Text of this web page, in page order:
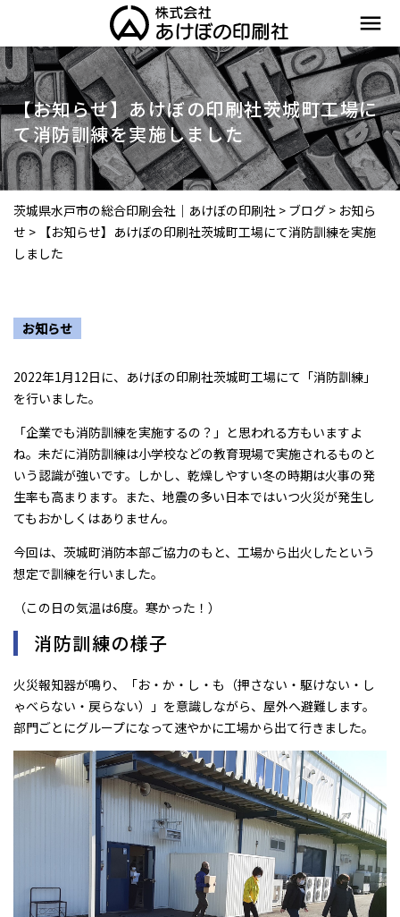
menu
【お知らせ】あけぼの印刷社茨城町工場に
て消防訓練を実施しました
茨城県水戸市の総合印刷会社｜あけぼの印刷社 > ブログ > お知ら
せ > 【お知らせ】あけぼの印刷社茨城町工場にて消防訓練を実施
しました
お知らせ
2022年1月12日に、あけぼの印刷社茨城町工場にて「消防訓練」
を行いました。
「企業でも消防訓練を実施するの？」と思われる方もいますよ
ね。未だに消防訓練は小学校などの教育現場で実施されるものと
いう認識が強いです。しかし、乾燥しやすい冬の時期は火事の発
生率も高まります。また、地震の多い日本ではいつ火災が発生し
てもおかしくはありません。
今回は、茨城町消防本部ご協力のもと、工場から出火したという
想定で訓練を行いました。
（この日の気温は6度。寒かった！）
消防訓練の様子
火災報知器が鳴り、「お・か・し・も（押さない・駆けない・し
ゃべらない・戻らない）」を意識しながら、屋外へ避難します。
部門ごとにグループになって速やかに工場から出て行きました。